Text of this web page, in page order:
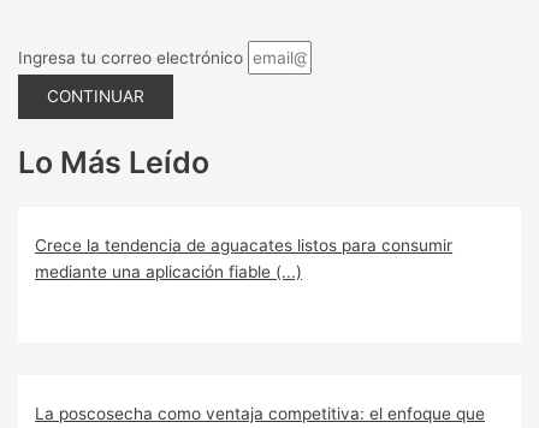
Ingresa tu correo electrónico
CONTINUAR
Lo Más Leído
Crece la tendencia de aguacates listos para consumir
mediante una aplicación fiable (...)
La poscosecha como ventaja competitiva: el enfoque que